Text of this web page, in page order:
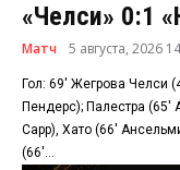
«Челси» 0:1
Матч 5 августа, 2026
Гол: 69′ Жегрова Челси (4-2-3-1) Основной состав: Санчес (46′
Пендерс); Палестра
Сарр), Хато (66′
(66′...